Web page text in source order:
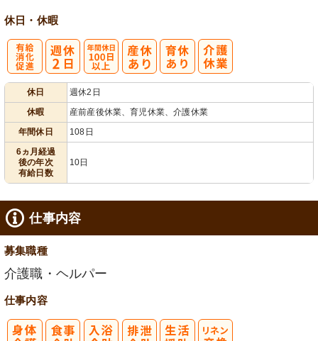
休日・休暇
休日
週休2日
休暇
産前産後休業、育児休業、介護休業
年間休日
108日
6ヵ月経過
後の年次
有給日数
10日
仕事内容
募集職種
介護職・ヘルパー
仕事内容